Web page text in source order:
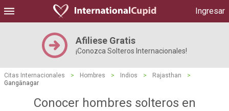
Ingresar
Afiliese Gratis
¡Conozca Solteros Internacionales!
Citas Internacionales > Hombres > Indios > Rajasthan
>
Gangānagar
Conocer hombres solteros en